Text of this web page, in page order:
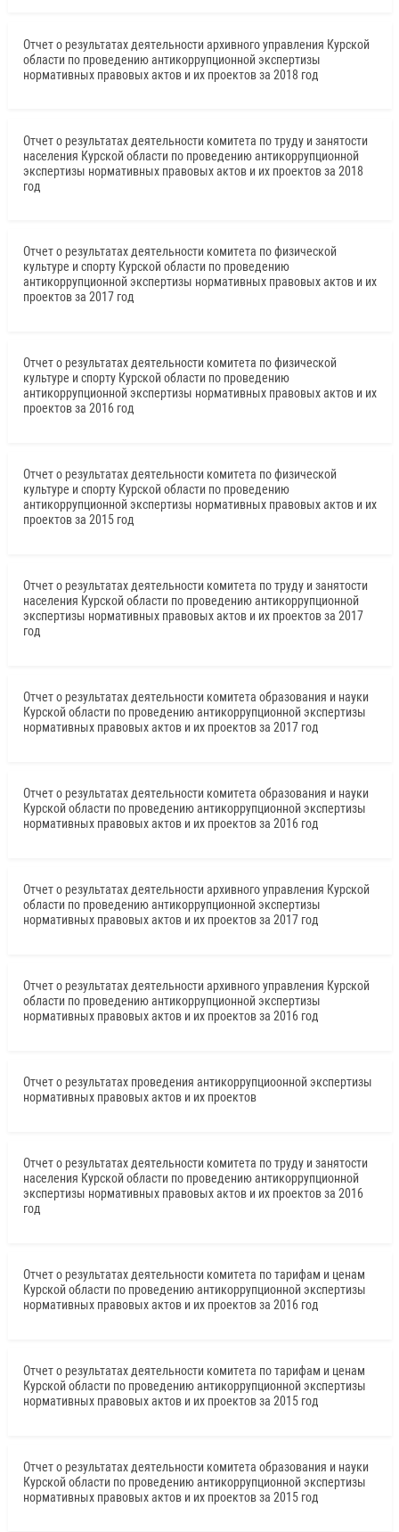
Отчет о результатах деятельности архивного управления Курской
области по проведению антикоррупционной экспертизы
нормативных правовых актов и их проектов за 2018 год
Отчет о результатах деятельности комитета по труду и занятости
населения Курской области по проведению антикоррупционной
экспертизы нормативных правовых актов и их проектов за 2018
год
Отчет о результатах деятельности комитета по физической
культуре и спорту Курской области по проведению
антикоррупционной экспертизы нормативных правовых актов и их
проектов за 2017 год
Отчет о результатах деятельности комитета по физической
культуре и спорту Курской области по проведению
антикоррупционной экспертизы нормативных правовых актов и их
проектов за 2016 год
Отчет о результатах деятельности комитета по физической
культуре и спорту Курской области по проведению
антикоррупционной экспертизы нормативных правовых актов и их
проектов за 2015 год
Отчет о результатах деятельности комитета по труду и занятости
населения Курской области по проведению антикоррупционной
экспертизы нормативных правовых актов и их проектов за 2017
год
Отчет о результатах деятельности комитета образования и науки
Курской области по проведению антикоррупционной экспертизы
нормативных правовых актов и их проектов за 2017 год
Отчет о результатах деятельности комитета образования и науки
Курской области по проведению антикоррупционной экспертизы
нормативных правовых актов и их проектов за 2016 год
Отчет о результатах деятельности архивного управления Курской
области по проведению антикоррупционной экспертизы
нормативных правовых актов и их проектов за 2017 год
Отчет о результатах деятельности архивного управления Курской
области по проведению антикоррупционной экспертизы
нормативных правовых актов и их проектов за 2016 год
Отчет о результатах проведения антикоррупциоонной экспертизы
нормативных правовых актов и их проектов
Отчет о результатах деятельности комитета по труду и занятости
населения Курской области по проведению антикоррупционной
экспертизы нормативных правовых актов и их проектов за 2016
год
Отчет о результатах деятельности комитета по тарифам и ценам
Курской области по проведению антикоррупционной экспертизы
нормативных правовых актов и их проектов за 2016 год
Отчет о результатах деятельности комитета по тарифам и ценам
Курской области по проведению антикоррупционной экспертизы
нормативных правовых актов и их проектов за 2015 год
Отчет о результатах деятельности комитета образования и науки
Курской области по проведению антикоррупционной экспертизы
нормативных правовых актов и их проектов за 2015 год